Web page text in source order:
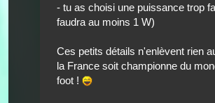
- tu as choisi une puissance trop
faudra au moins 1 W)
Ces petits détails n'enlèvent rien
la France soit championne du
foot !